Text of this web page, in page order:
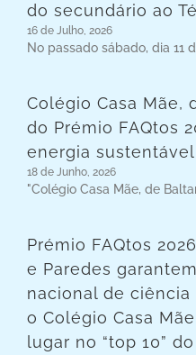
do secundário ao
16 de Julho, 2026
No passado sábado, dia 11
Colégio Casa Mãe,
do Prémio FAQtos
energia sustentável
18 de Junho, 2026
"Colégio Casa Mãe, de
Prémio FAQtos
e Paredes
nacional de ciência
o Colégio Casa
lugar no “top 10”